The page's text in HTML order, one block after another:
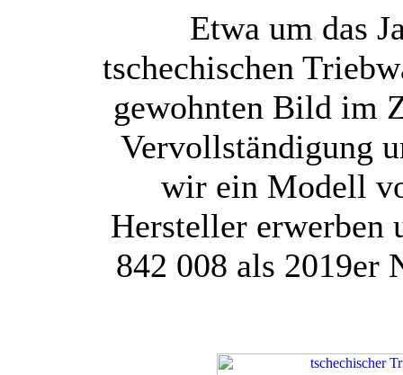
Etwa um das
tschechischen
gewohnten Bild im
Vervollständigung
wir ein Modell
Hersteller erwerben
842 008 als 2019er